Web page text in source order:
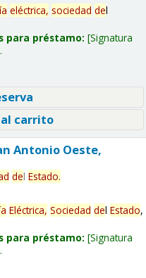
eléctrica, sociedad del
para préstamo: Signatura
carrito
Antonio Oeste,
del Estado.
Eléctrica, Sociedad del Estado,
para préstamo: Signatura